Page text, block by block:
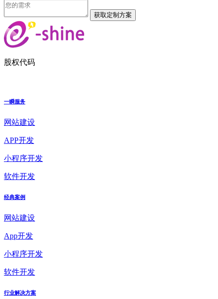
股权代码
一瞬服务
网站建设
APP开发
小程序开发
软件开发
经典案例
网站建设
App开发
小程序开发
软件开发
行业解决方案